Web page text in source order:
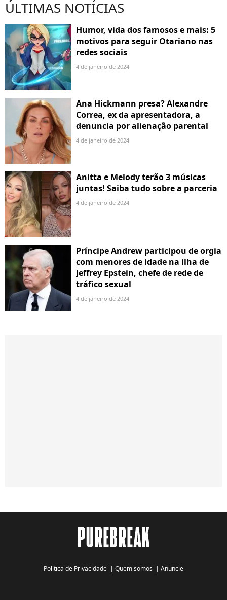
ÚLTIMAS NOTÍCIAS
Humor, vida dos famosos e mais: 5
motivos para seguir Otariano nas
redes sociais
4 de janeiro de 2024
Ana Hickmann presa? Alexandre
Correa, ex da apresentadora, a
denuncia por alienação parental
4 de janeiro de 2024
Anitta e Melody terão 3 músicas
juntas! Saiba tudo sobre a parceria
4 de janeiro de 2024
Príncipe Andrew participou de orgia
com menores de idade na ilha de
Jeffrey Epstein, chefe de rede de
tráfico sexual
4 de janeiro de 2024
Política de Privacidade | Quem somos | Anuncie